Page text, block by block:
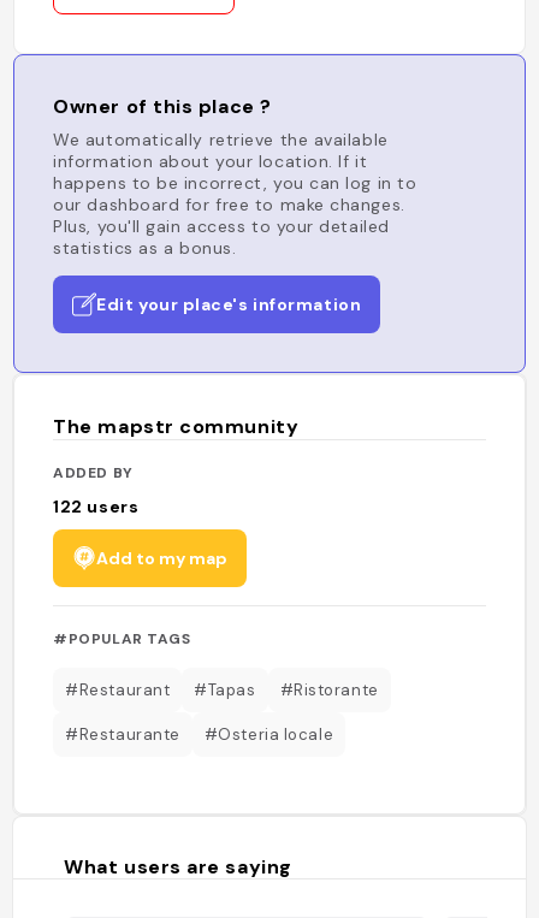
Owner of this place ?
We automatically retrieve the available
information about your location. If it
happens to be incorrect, you can log in to
our dashboard for free to make changes.
Plus, you'll gain access to your detailed
statistics as a bonus.
Edit your place's information
The mapstr community
ADDED BY
122 users
Add to my map
#POPULAR TAGS
#Restaurant #Tapas #Ristorante
#Restaurante #Osteria locale
What users are saying